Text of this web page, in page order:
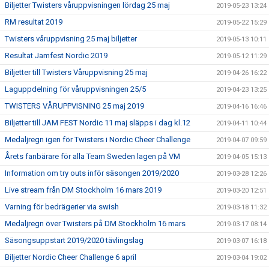
Biljetter Twisters våruppvisningen lördag 25 maj 2019-05-23 13:24
RM resultat 2019 2019-05-22 15:29
Twisters våruppvisning 25 maj biljetter 2019-05-13 10:11
Resultat Jamfest Nordic 2019 2019-05-12 11:29
Biljetter till Twisters Våruppvisning 25 maj 2019-04-26 16:22
Laguppdelning för våruppvisningen 25/5 2019-04-23 13:25
TWISTERS VÅRUPPVISNING 25 maj 2019 2019-04-16 16:46
Biljetter till JAM FEST Nordic 11 maj släpps i dag kl.12 2019-04-11 10:44
Medaljregn igen för Twisters i Nordic Cheer Challenge 2019-04-07 09:59
Årets fanbärare för alla Team Sweden lagen på VM 2019-04-05 15:13
Information om try outs inför säsongen 2019/2020 2019-03-28 12:26
Live stream från DM Stockholm 16 mars 2019 2019-03-20 12:51
Varning för bedrägerier via swish 2019-03-18 11:32
Medaljregn över Twisters på DM Stockholm 16 mars 2019-03-17 08:14
Säsongsuppstart 2019/2020 tävlingslag 2019-03-07 16:18
Biljetter Nordic Cheer Challenge 6 april 2019-03-04 19:02